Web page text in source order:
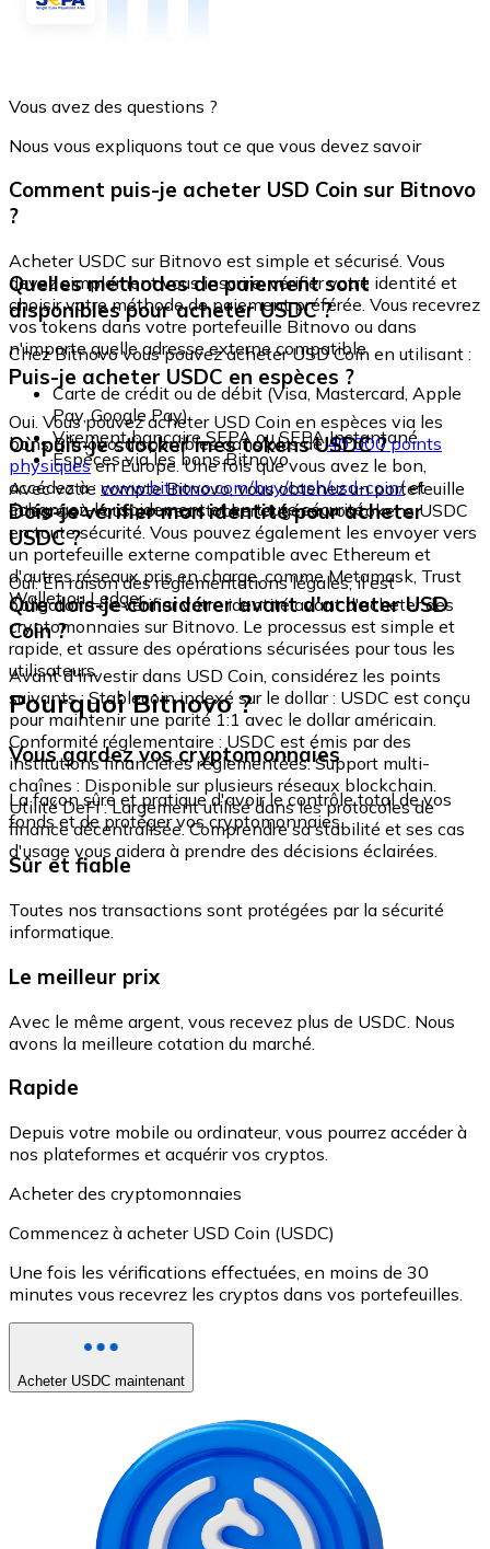
Vous avez des questions ?
Nous vous expliquons tout ce que vous devez savoir
Comment puis-je acheter USD Coin sur Bitnovo
?
Acheter USDC sur Bitnovo est simple et sécurisé. Vous
devez simplement vous inscrire, vérifier votre identité et
choisir votre méthode de paiement préférée. Vous recevrez
vos tokens dans votre portefeuille Bitnovo ou dans
n'importe quelle adresse externe compatible.
Quelles méthodes de paiement sont
disponibles pour acheter USDC ?
Chez Bitnovo vous pouvez acheter USD Coin en utilisant :
Carte de crédit ou de débit (Visa, Mastercard, Apple
Pay, Google Pay)
Virement bancaire SEPA ou SEPA Instantané
Espèces via les bons Bitnovo
Puis-je acheter USDC en espèces ?
Oui. Vous pouvez acheter USD Coin en espèces via les
bons Bitnovo, disponibles dans plus de40 000 points
physiquesen Europe. Une fois que vous avez le bon,
accédez à : www.bitnovo.com/buy/cash/usd-coin/et
échangez-le rapidement et en toute sécurité.
Où puis-je stocker mes tokens USDC ?
Avec votre compte Bitnovo, vous obtenez un portefeuille
intégré où vous pouvez stocker et gérer vos tokens USDC
en toute sécurité. Vous pouvez également les envoyer vers
un portefeuille externe compatible avec Ethereum et
d'autres réseaux pris en charge, comme Metamask, Trust
Wallet ou Ledger.
Dois-je vérifier mon identité pour acheter
USDC ?
Oui. En raison des réglementations légales, il est
obligatoire de vérifier votre identité avant d'acheter des
cryptomonnaies sur Bitnovo. Le processus est simple et
rapide, et assure des opérations sécurisées pour tous les
utilisateurs.
Que dois-je considérer avant d'acheter USD
Coin ?
Avant d'investir dans USD Coin, considérez les points
suivants : Stablecoin indexé sur le dollar : USDC est conçu
pour maintenir une parité 1:1 avec le dollar américain.
Conformité réglementaire : USDC est émis par des
institutions financières réglementées. Support multi-
chaînes : Disponible sur plusieurs réseaux blockchain.
Utilité DeFi : Largement utilisé dans les protocoles de
finance décentralisée. Comprendre sa stabilité et ses cas
d'usage vous aidera à prendre des décisions éclairées.
Pourquoi Bitnovo ?
Vous gardez vos cryptomonnaies
La façon sûre et pratique d'avoir le contrôle total de vos
fonds et de protéger vos cryptomonnaies.
Sûr et fiable
Toutes nos transactions sont protégées par la sécurité
informatique.
Le meilleur prix
Avec le même argent, vous recevez plus de USDC. Nous
avons la meilleure cotation du marché.
Rapide
Depuis votre mobile ou ordinateur, vous pourrez accéder à
nos plateformes et acquérir vos cryptos.
Acheter des cryptomonnaies
Commencez à acheter USD Coin (USDC)
Une fois les vérifications effectuées, en moins de 30
minutes vous recevrez les cryptos dans vos portefeuilles.
Acheter USDC maintenant